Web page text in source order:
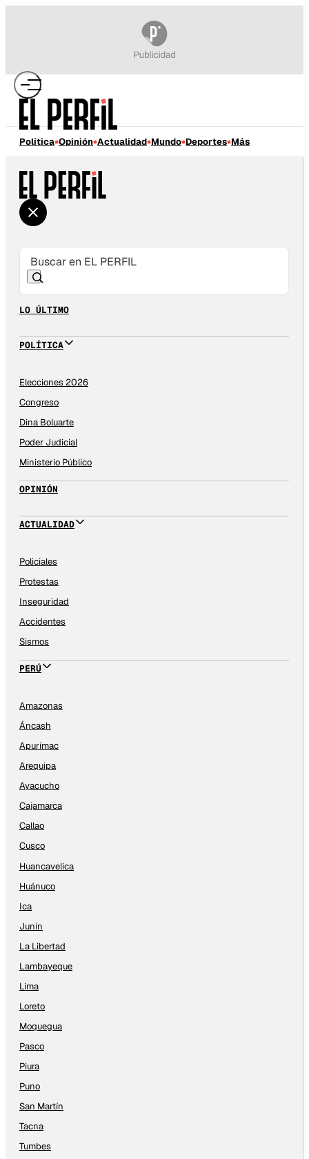
Política Opinión Actualidad Mundo Deportes Más
LO ÚLTIMO
POLÍTICA
Elecciones 2026
Congreso
Dina Boluarte
Poder Judicial
Ministerio Público
OPINIÓN
ACTUALIDAD
Policiales
Protestas
Inseguridad
Accidentes
Sismos
PERÚ
Amazonas
Áncash
Apurímac
Arequipa
Ayacucho
Cajamarca
Callao
Cusco
Huancavelica
Huánuco
Ica
Junín
La Libertad
Lambayeque
Lima
Loreto
Moquegua
Pasco
Piura
Puno
San Martín
Tacna
Tumbes